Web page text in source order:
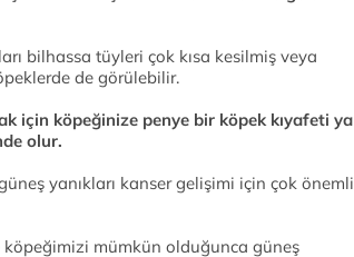
bilhassa tüyleri çok kısa kesilmiş veya
de görülebilir.
için köpeğinize penye bir köpek kıyafeti ya
olur.
yanıkları kanser gelişimi için çok önemli
mümkün olduğunca güneş